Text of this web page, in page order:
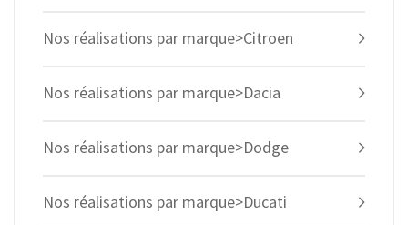
Nos réalisations par marque>Citroen
Nos réalisations par marque>Dacia
Nos réalisations par marque>Dodge
Nos réalisations par marque>Ducati